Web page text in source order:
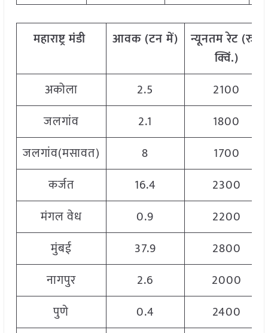
महाराष्ट्रमंडी आवक(टनमें) न्यूनतमरेट(रु./
क्विं.)
अकोला
2.5
2100
जलगांव
2.1
1800
जलगांव(मसावत)
8
1700
कर्जत
16.4
2300
मंगल वेध
0.9
2200
मुंबई
37.9
2800
नागपुर
2.6
2000
पुणे
0.4
2400